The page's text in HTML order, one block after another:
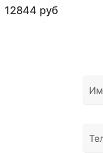
12844 руб